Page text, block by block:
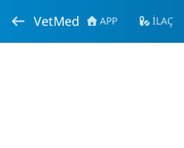
VetMed APP İLAÇ